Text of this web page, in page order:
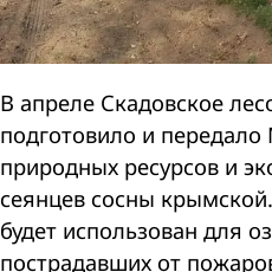
В апреле Скадовское
подготовило и передало
природных ресурсов и
сеянцев сосны
будет использован для
пострадавших от